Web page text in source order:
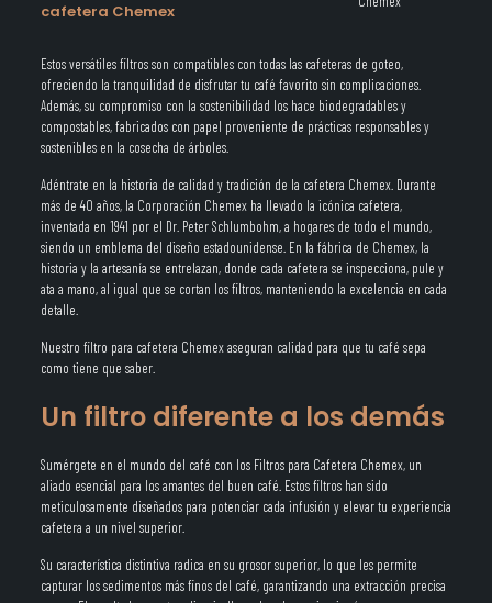
cafetera Chemex
Estos versátiles filtros son compatibles con todas las cafeteras de goteo,
ofreciendo la tranquilidad de disfrutar tu café favorito sin complicaciones.
Además, su compromiso con la sostenibilidad los hace biodegradables y
compostables, fabricados con papel proveniente de prácticas responsables y
sostenibles en la cosecha de árboles.
Adéntrate en la historia de calidad y tradición de la cafetera Chemex. Durante
más de 40 años, la Corporación Chemex ha llevado la icónica cafetera,
inventada en 1941 por el Dr. Peter Schlumbohm, a hogares de todo el mundo,
siendo un emblema del diseño estadounidense. En la fábrica de Chemex, la
historia y la artesanía se entrelazan, donde cada cafetera se inspecciona, pule y
ata a mano, al igual que se cortan los filtros, manteniendo la excelencia en cada
detalle.
Nuestro filtro para cafetera Chemex aseguran calidad para que tu café sepa
como tiene que saber.
Un filtro diferente a los demás
Sumérgete en el mundo del café con los Filtros para Cafetera Chemex, un
aliado esencial para los amantes del buen café. Estos filtros han sido
meticulosamente diseñados para potenciar cada infusión y elevar tu experiencia
cafetera a un nivel superior.
Su característica distintiva radica en su grosor superior, lo que les permite
capturar los sedimentos más finos del café, garantizando una extracción precisa